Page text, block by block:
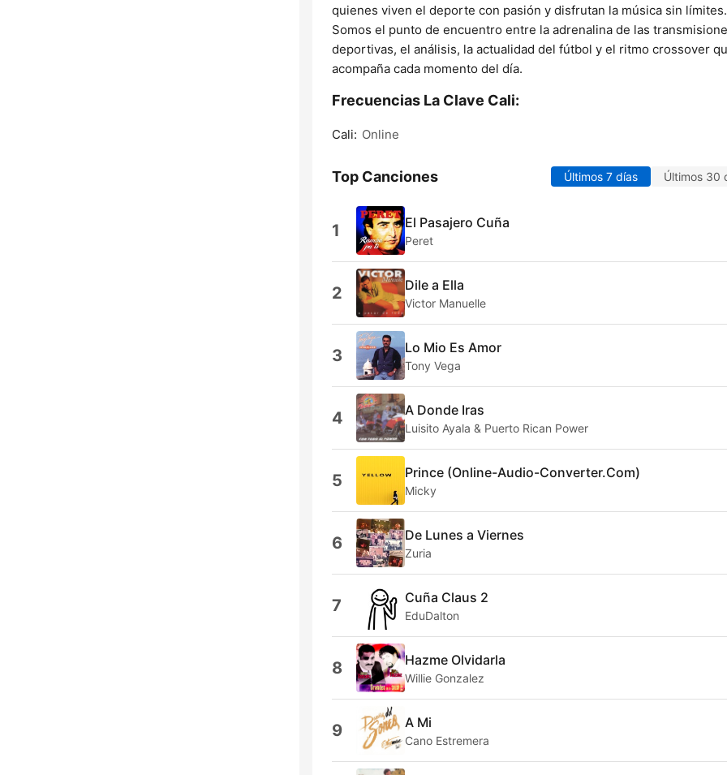
quienes viven el deporte con pasión y disfrutan la música sin límites.
Somos el punto de encuentro entre la adrenalina de las
deportivas, el análisis, la actualidad del fútbol y el ritmo crossover
acompaña cada momento del día.
Frecuencias La Clave Cali:
Cali: Online
Top Canciones Últimos 7 días Últimos 30
1 El Pasajero Cuña
Peret
2 Dile a Ella
Victor Manuelle
3 Lo Mio Es Amor
Tony Vega
4 A Donde Iras
Luisito Ayala & Puerto Rican Power
5 Prince (Online-Audio-Converter.Com)
Micky
6 De Lunes a Viernes
Zuria
7 Cuña Claus 2
EduDalton
8 Hazme Olvidarla
Willie Gonzalez
9 A Mi
Cano Estremera